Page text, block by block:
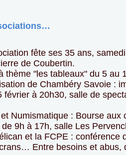
fête ses 35 ans,
de Coubertin.
thème "les tableaux" du 5 au
de Chambéry Savoie :
février à 20h30, salle de
Numismatique : Bourse aux
9h à 17h, salle Les
et la FCPE : conférence
Entre besoins et abus,